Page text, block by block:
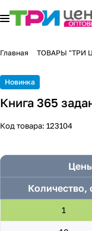
Главная ТОВАРЫ "ТРИ
Новинка
Книга 365
Код товара: 123104
Количество,
1